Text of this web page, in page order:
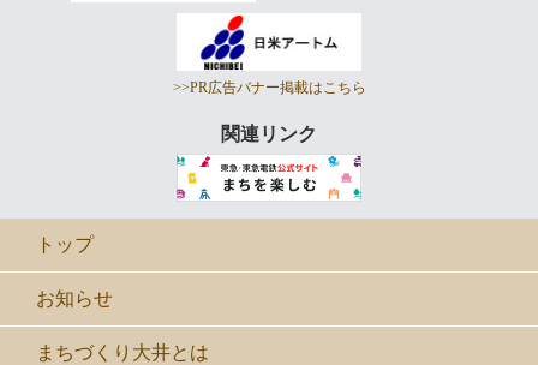
>>PR広告バナー掲載はこちら
関連リンク
トップ
お知らせ
まちづくり大井とは